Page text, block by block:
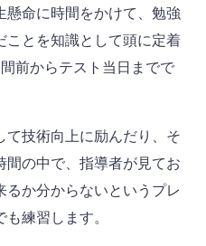
懸命に時間をかけて、勉強
ことを知識として頭に定着
前からテスト当日までで
技術向上に励んだり、そ
間の中で、指導者が見てお
るか分からないというプレ
練習します。